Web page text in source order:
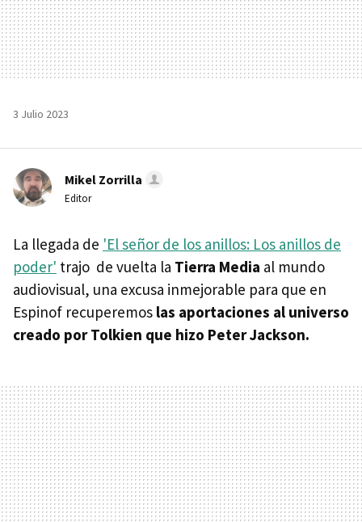
3 Julio 2023
Mikel Zorrilla
Editor
La llegada de 'El señor de los anillos: Los anillos de
poder' trajo de vuelta la Tierra Media al mundo
audiovisual, una excusa inmejorable para que en
Espinof recuperemos las aportaciones al universo
creado por Tolkien que hizo Peter Jackson.